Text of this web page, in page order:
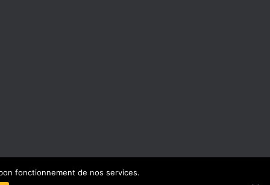
fonctionnement de nos services.